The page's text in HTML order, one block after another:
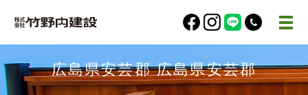
広島県安芸郡 広島県安芸郡